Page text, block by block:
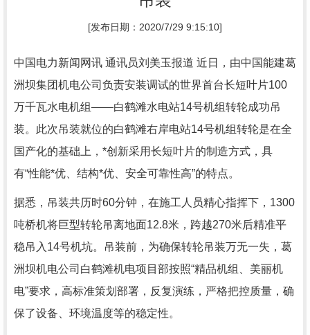
[发布日期：2020/7/29 9:15:10]
中国电力新闻网讯 通讯员刘美玉报道 近日，由中国能建葛
洲坝集团机电公司负责安装调试的世界首台长短叶片100
万千瓦水电机组——白鹤滩水电站14号机组转轮成功吊
装。此次吊装就位的白鹤滩右岸电站14号机组转轮是在全
国产化的基础上，*创新采用长短叶片的制造方式，具
有“性能*优、结构*优、安全可靠性高”的特点。
据悉，吊装共历时60分钟，在施工人员精心指挥下，1300
吨桥机将巨型转轮吊离地面12.8米，跨越270米后精准平
稳吊入14号机坑。吊装前，为确保转轮吊装万无一失，葛
洲坝机电公司白鹤滩机电项目部按照“精品机组、美丽机
电”要求，高标准策划部署，反复演练，严格把控质量，确
保了设备、环境温度等的稳定性。